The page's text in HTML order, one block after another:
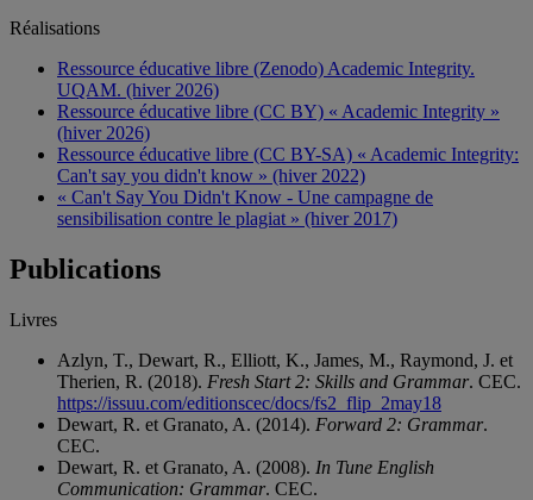
Réalisations
Ressource éducative libre (Zenodo) Academic Integrity.
UQAM. (hiver 2026)
Ressource éducative libre (CC BY) « Academic Integrity »
(hiver 2026)
Ressource éducative libre (CC BY-SA) « Academic Integrity:
Can't say you didn't know » (hiver 2022)
« Can't Say You Didn't Know - Une campagne de
sensibilisation contre le plagiat » (hiver 2017)
Publications
Livres
Azlyn, T., Dewart, R., Elliott, K., James, M., Raymond, J. et
Therien, R. (2018). Fresh Start 2: Skills and Grammar. CEC.
https://issuu.com/editionscec/docs/fs2_flip_2may18
Dewart, R. et Granato, A. (2014). Forward 2: Grammar.
CEC.
Dewart, R. et Granato, A. (2008). In Tune English
Communication: Grammar. CEC.